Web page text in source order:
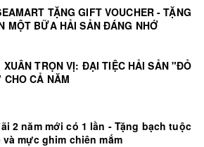
TẶNG GIFT VOUCHER - TẶNG
MỘT BỮA HẢI SẢN ĐÁNG NHỚ
XUÂN TRỌN VỊ: ĐẠI TIỆC HẢI SẢN "ĐỎ
CHO CẢ NĂM
2 năm mới có 1 lần - Tặng bạch tuộc
và mực ghim chiên mắm